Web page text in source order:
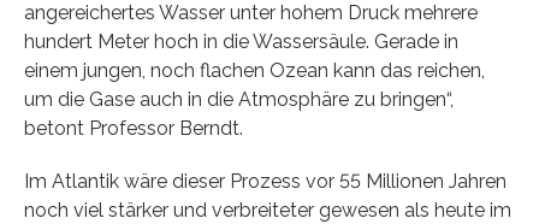
angereichertes Wasser unter hohem Druck mehrere
hundert Meter hoch in die Wassersäule. Gerade in
einem jungen, noch flachen Ozean kann das reichen,
um die Gase auch in die Atmosphäre zu bringen“,
betont Professor Berndt.
Im Atlantik wäre dieser Prozess vor 55 Millionen Jahren
noch viel stärker und verbreiteter gewesen als heute im